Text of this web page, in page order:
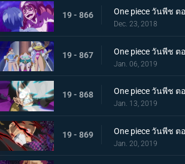
19 - 866
Dec. 23, 2018
19 - 867
Jan. 06, 2019
19 - 868
Jan. 13, 2019
19 - 869
Jan. 20, 2019